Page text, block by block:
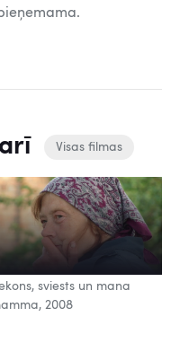
Visas filmas
sviests un mana
2008